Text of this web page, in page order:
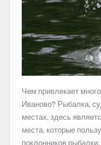
Чем привлекает
Иваново? Рыбалка,
местах, здесь
места, которые
поклонников рыбалки.